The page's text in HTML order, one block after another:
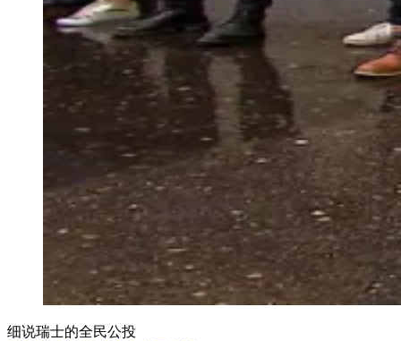
细说瑞士的全民公投